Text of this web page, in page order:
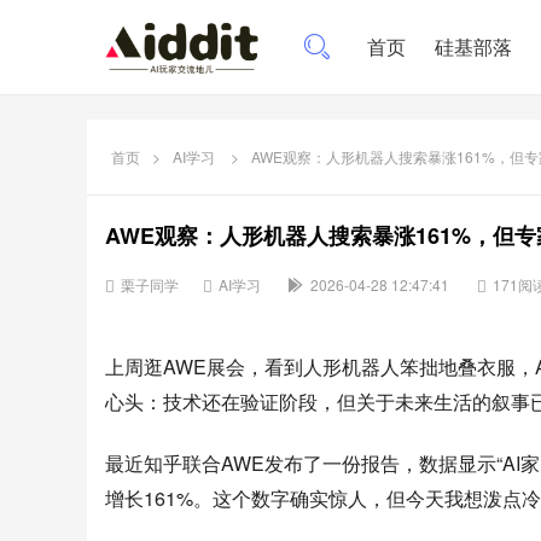
首页 硅基部落
首页 > AI学习 > AWE观察：人形机器人搜索暴涨161%，但
AWE观察：人形机器人搜索暴涨161%，但
栗子同学 AI学习 2026-04-28 12:47:41 171阅
上周逛AWE展会，看到人形机器人笨拙地叠衣服
心头：技术还在验证阶段，但关于未来生活的叙事
最近知乎联合AWE发布了一份报告，数据显示“AI
增长161%。这个数字确实惊人，但今天我想泼点